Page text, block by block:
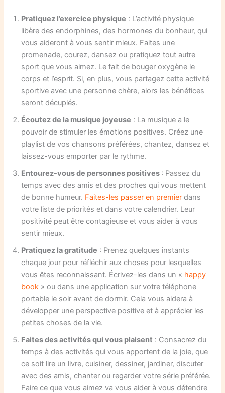
Pratiquez l’exercice physique : L’activité physique
libère des endorphines, des hormones du bonheur, qui
vous aideront à vous sentir mieux. Faites une
promenade, courez, dansez ou pratiquez tout autre
sport que vous aimez. Le fait de bouger oxygène le
corps et l’esprit. Si, en plus, vous partagez cette activité
sportive avec une personne chère, alors les bénéfices
seront décuplés.
Écoutez de la musique joyeuse : La musique a le
pouvoir de stimuler les émotions positives. Créez une
playlist de vos chansons préférées, chantez, dansez et
laissez-vous emporter par le rythme.
Entourez-vous de personnes positives : Passez du
temps avec des amis et des proches qui vous mettent
de bonne humeur. Faites-les passer en premier dans
votre liste de priorités et dans votre calendrier. Leur
positivité peut être contagieuse et vous aider à vous
sentir mieux.
Pratiquez la gratitude : Prenez quelques instants
chaque jour pour réfléchir aux choses pour lesquelles
vous êtes reconnaissant. Écrivez-les dans un « happy
book » ou dans une application sur votre téléphone
portable le soir avant de dormir. Cela vous aidera à
développer une perspective positive et à apprécier les
petites choses de la vie.
Faites des activités qui vous plaisent : Consacrez du
temps à des activités qui vous apportent de la joie, que
ce soit lire un livre, cuisiner, dessiner, jardiner, discuter
avec des amis, chanter ou regarder votre série préférée.
Faire ce que vous aimez va vous aider à vous détendre